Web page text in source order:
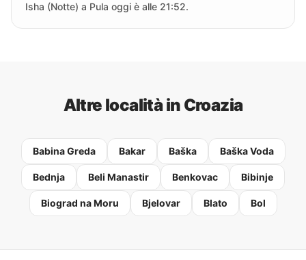
Isha (Notte) a Pula oggi è alle 21:52.
Altre località in Croazia
Babina Greda Bakar Baška Baška Voda
Bednja Beli Manastir Benkovac Bibinje
Biograd na Moru Bjelovar Blato Bol